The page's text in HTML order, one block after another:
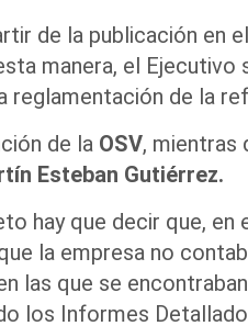
de la publicación en
manera, el Ejecutivo
de la
de la OSV, mientras
Esteban Gutiérrez.
hay que decir que, en
la empresa no
las que se
los Informes